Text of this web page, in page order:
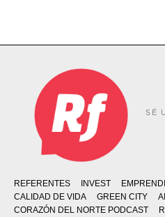
SÉ
REFERENTES INVEST
CALIDAD DE VIDA
GREEN CITY
CORAZÓN DEL NORTE PODCAST